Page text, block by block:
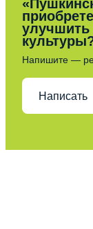
улучшить
Напишите —
Написать